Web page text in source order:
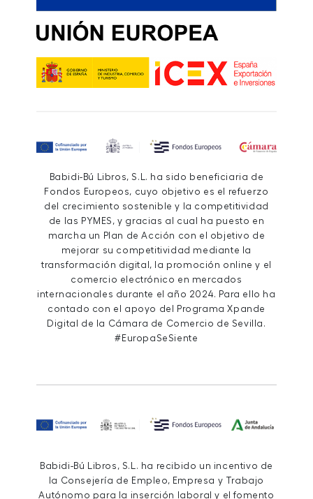
Babidi-Bú Libros, S.L. ha sido beneficiaria de
Fondos Europeos, cuyo objetivo es el refuerzo
del crecimiento sostenible y la competitividad
de las PYMES, y gracias al cual ha puesto en
marcha un Plan de Acción con el objetivo de
mejorar su competitividad mediante la
transformación digital, la promoción online y el
comercio electrónico en mercados
internacionales durante el año 2024. Para ello ha
contado con el apoyo del Programa Xpande
Digital de la Cámara de Comercio de Sevilla.
#EuropaSeSiente
Babidi-Bú Libros, S.L. ha recibido un incentivo de
la Consejería de Empleo, Empresa y Trabajo
Autónomo para la inserción laboral y el fomento